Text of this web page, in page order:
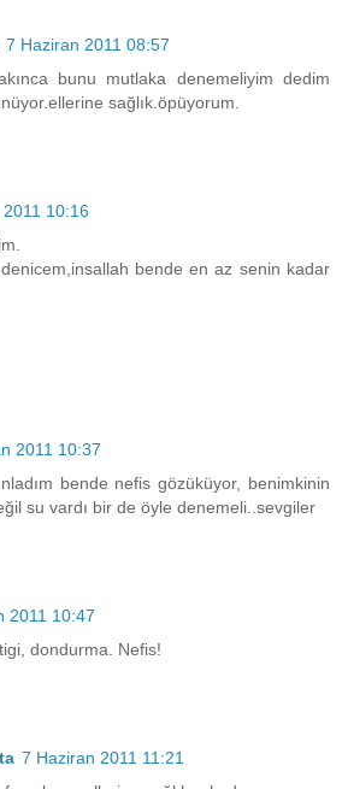
7 Haziran 2011 08:57
bunu mutlaka denemeliyim dedim
sağlık.öpüyorum.
10:16
bende en az senin kadar
2011 10:37
bende nefis gözüküyor, benimkinin
su vardı bir de öyle denemeli..sevgiler
2011 10:47
dondurma. Nefis!
7 Haziran 2011 11:21